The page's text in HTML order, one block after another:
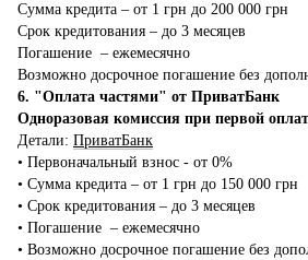
Сумма кредита – от 1 грн до 200 000 грн
Срок кредитования – до 3 месяцев
Погашение – ежемесячно
Возможно досрочное погашение без
6. "Оплата частями" от ПриватБанк
Одноразовая комиссия при первой
Детали: ПриватБанк
•‎ Первоначальный взнос - от 0%
•‎ Сумма кредита – от 1 грн до 150 000 грн
•‎ Срок кредитования – до 3 месяцев
•‎ Погашение – ежемесячно
•‎ Возможно досрочное погашение без